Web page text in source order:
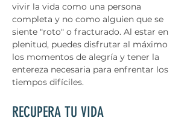
vivir la vida como una persona
completa y no como alguien que se
siente "roto" o fracturado. Al estar en
plenitud, puedes disfrutar al máximo
los momentos de alegría y tener la
entereza necesaria para enfrentar los
tiempos difíciles.
RECUPERA TU VIDA